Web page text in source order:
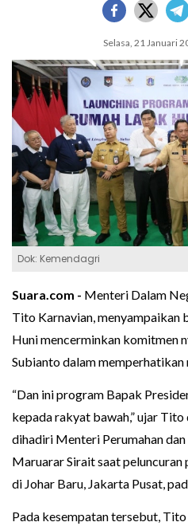
Selasa, 21 Januari
Dok: Kemendagri
Suara.com - Menteri Dalam
Tito Karnavian, menyampaikan
Huni mencerminkan komitmen
Subianto dalam
“Dan ini program Bapak
kepada rakyat bawah,” ujar Tito
dihadiri Menteri Perumahan
Maruarar Sirait saat peluncuran
di Johar Baru, Jakarta Pusat,
Pada kesempatan tersebut,